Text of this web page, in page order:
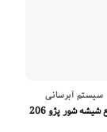
سیستم آبرسانی
شیشه شور پژو 206